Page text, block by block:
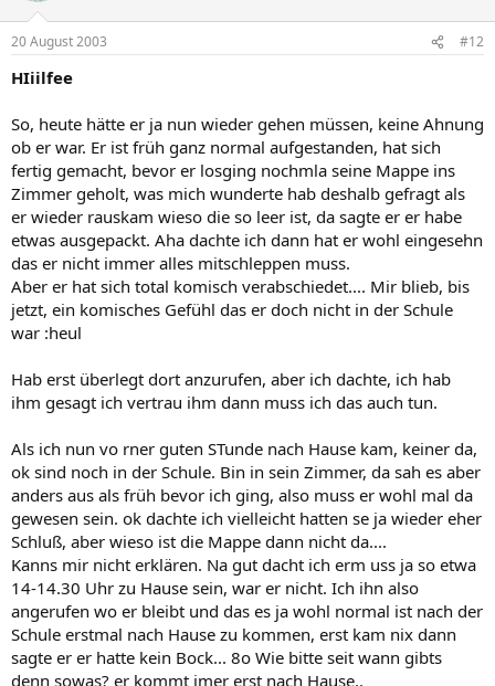
20 August 2003 #12
HIiilfee
So, heute hätte er ja nun wieder gehen müssen, keine Ahnung
ob er war. Er ist früh ganz normal aufgestanden, hat sich
fertig gemacht, bevor er losging nochmla seine Mappe ins
Zimmer geholt, was mich wunderte hab deshalb gefragt als
er wieder rauskam wieso die so leer ist, da sagte er er habe
etwas ausgepackt. Aha dachte ich dann hat er wohl eingesehn
das er nicht immer alles mitschleppen muss.
Aber er hat sich total komisch verabschiedet.... Mir blieb, bis
jetzt, ein komisches Gefühl das er doch nicht in der Schule
war :heul
Hab erst überlegt dort anzurufen, aber ich dachte, ich hab
ihm gesagt ich vertrau ihm dann muss ich das auch tun.
Als ich nun vo rner guten STunde nach Hause kam, keiner da,
ok sind noch in der Schule. Bin in sein Zimmer, da sah es aber
anders aus als früh bevor ich ging, also muss er wohl mal da
gewesen sein. ok dachte ich vielleicht hatten se ja wieder eher
Schluß, aber wieso ist die Mappe dann nicht da....
Kanns mir nicht erklären. Na gut dacht ich erm uss ja so etwa
14-14.30 Uhr zu Hause sein, war er nicht. Ich ihn also
angerufen wo er bleibt und das es ja wohl normal ist nach der
Schule erstmal nach Hause zu kommen, erst kam nix dann
sagte er er hatte kein Bock... 8o Wie bitte seit wann gibts
denn sowas? er kommt imer erst nach Hause..